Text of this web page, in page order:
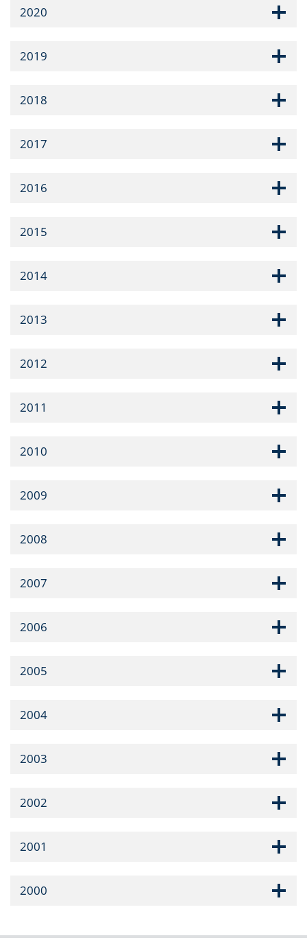
2020
2019
2018
2017
2016
2015
2014
2013
2012
2011
2010
2009
2008
2007
2006
2005
2004
2003
2002
2001
2000